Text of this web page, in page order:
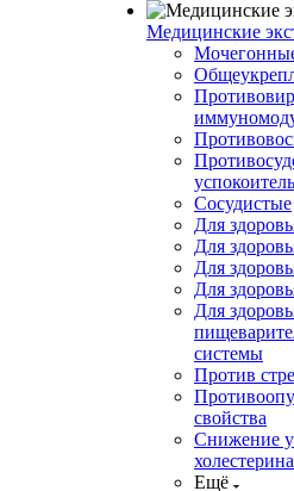
Медицинские
Сосудистые
Для
Для
Для
Для
Для
системы
Против
свойства
Снижение
холестерина
Ещё